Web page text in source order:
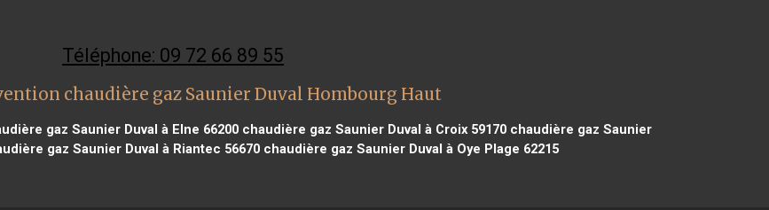
Téléphone: 09 72 66 89 55
chaudière gaz Saunier Duval Hombourg Haut
gaz Saunier Duval à Elne 66200chaudière gaz Saunier Duval à Croix 59170chaudière gaz Saunier
gaz Saunier Duval à Riantec 56670 chaudière gaz Saunier Duval à Oye Plage 62215